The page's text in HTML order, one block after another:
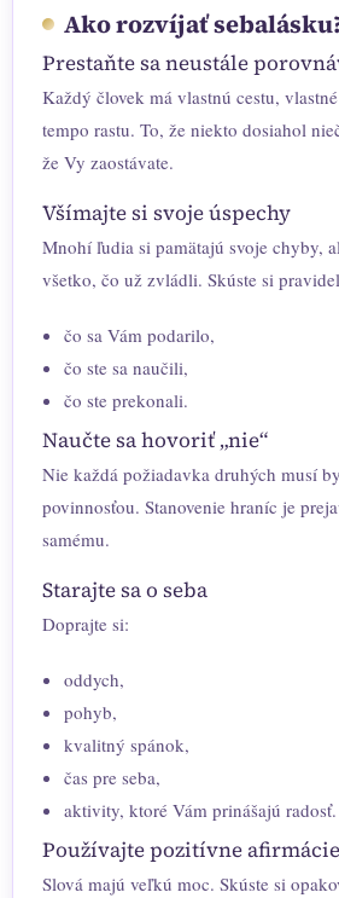
Ako rozvíjať
Prestaňte sa neustále
Každý človek má vlastnú cestu,
tempo rastu. To, že niekto dosiahol
že Vy zaostávate.
Všímajte si svoje úspechy
Mnohí ľudia si pamätajú svoje chyby,
všetko, čo už zvládli. Skúste si
čo sa Vám podarilo,
čo ste sa naučili,
čo ste prekonali.
Naučte sa hovoriť „nie“
Nie každá požiadavka druhých musí
povinnosťou. Stanovenie hraníc je
samému.
Starajte sa o seba
Doprajte si:
oddych,
pohyb,
kvalitný spánok,
čas pre seba,
aktivity, ktoré Vám prinášajú radosť.
Používajte pozitívne afirmácie
Slová majú veľkú moc. Skúste si